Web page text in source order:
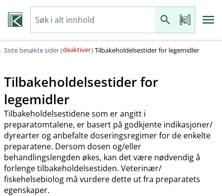
Siste besøkte sider (deaktiver)Tilbakeholdelsestider for legemidler
Tilbakeholdelsestider for
legemidler
Tilbakeholdelsestidene som er angitt i
preparatomtalene, er basert på godkjente indikasjoner​/​
dyrearter og anbefalte doseringsregimer for de enkelte
preparatene. Dersom dosen og​/​eller
behandlingslengden økes, kan det være nødvendig å
forlenge tilbakeholdelsestiden. Veterinær​/​
fiskehelsebiolog må vurdere dette ut fra preparatets
egenskaper.